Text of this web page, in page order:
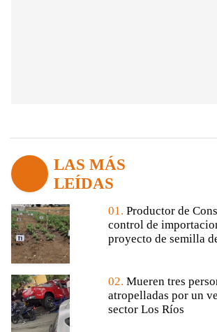
LAS MÁS
LEÍDAS
01. Productor de
control de
proyecto de semilla
02. Mueren tres
atropelladas por un
sector Los Ríos